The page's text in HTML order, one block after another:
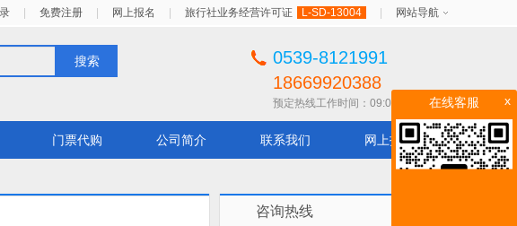
免费注册 网上报名 旅行社业务经营许可证 L-SD-13004 网站导航
搜索
0539-8121991
18669920388
预定热线工作时间：09:00 - 22:00
门票代购 公司简介 联系我们 网上报名
咨询热线
在线客服 x